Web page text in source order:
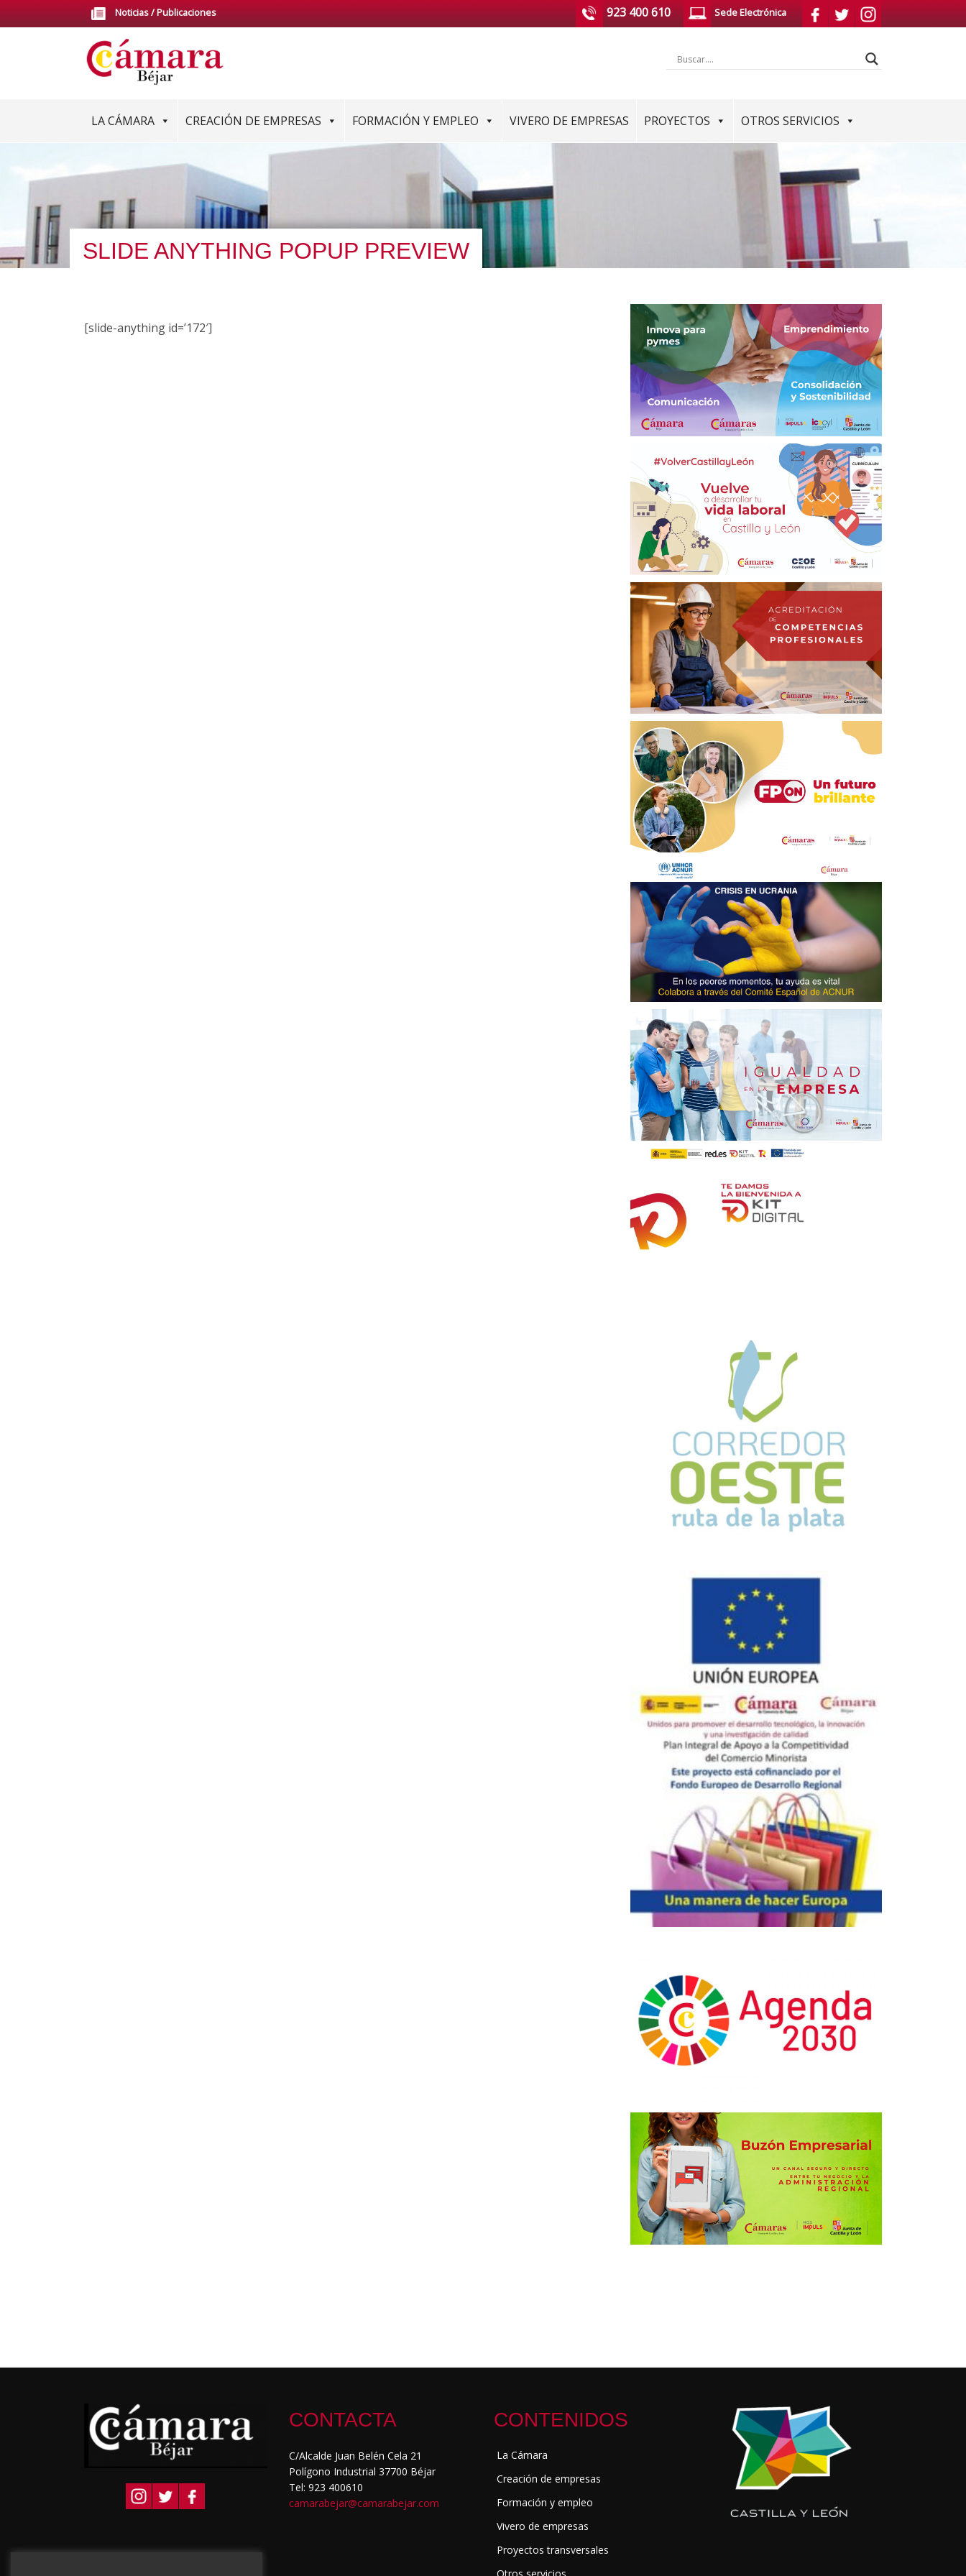
al
Sede Electrónica
923 400 610
Noticias / Publicaciones
LA CÁMARA CREACIÓN DE EMPRESAS FORMACIÓN Y EMPLEO VIVERO DE EMPRESAS PROYECTOS OTROS SERVICIOS
SLIDE ANYTHING POPUP PREVIEW
[slide-anything id=’172′]
CONTACTA
C/Alcalde Juan Belén Cela 21
Polígono Industrial 37700 Béjar
Tel: 923 400610
camarabejar@camarabejar.com
CONTENIDOS
La Cámara
Creación de empresas
Formación y empleo
Vivero de empresas
Proyectos transversales